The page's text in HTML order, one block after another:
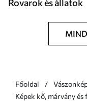
Rovarok és állatok
Főoldal
Képek kő, márvány